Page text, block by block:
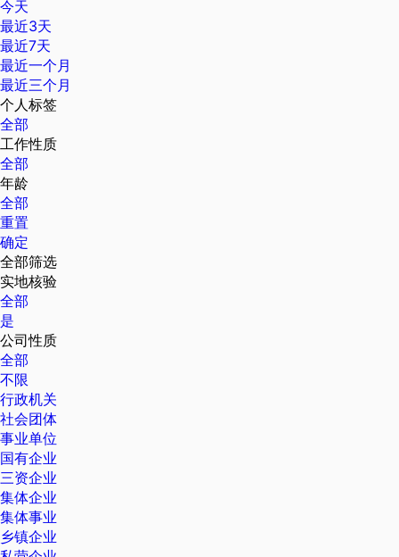
今天
最近3天
最近7天
最近一个月
最近三个月
个人标签
全部
工作性质
全部
年龄
全部
重置
确定
全部筛选
实地核验
全部
是
公司性质
全部
不限
行政机关
社会团体
事业单位
国有企业
三资企业
集体企业
集体事业
乡镇企业